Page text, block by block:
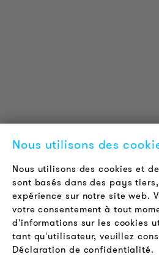
Offres d'emploi
Newsletter
LÉGAL
Conditions Générales de Vente
Protection des Données
Mentions Légales
Nous utilisons des
Nous utilisons des cookies et
sont basés dans des pays
expérience sur notre site web.
votre consentement à tout
d'informations sur les cookies
tant qu'utilisateur, veuillez
Déclaration de confidentialité.